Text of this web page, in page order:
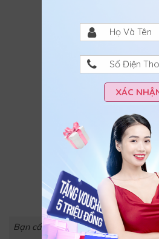
Bạn cần bổ sung đầy đủ dinh
XÁC